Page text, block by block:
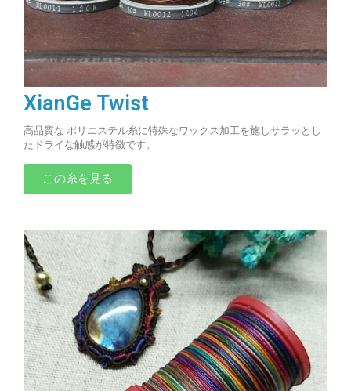
XianGe Twist
高品質な ポリエステル糸に特殊なワックス加工を施しサラッとし
たドライな触感が特徴です。
この糸を見る